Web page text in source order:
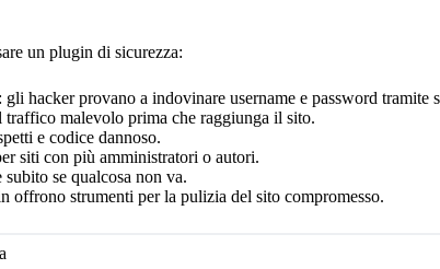
un plugin di sicurezza:
: gli hacker provano a indovinare username e password tramite
traffico malevolo prima che raggiunga il sito.
e codice dannoso.
siti con più amministratori o autori.
subito se qualcosa non va.
offrono strumenti per la pulizia del sito compromesso.